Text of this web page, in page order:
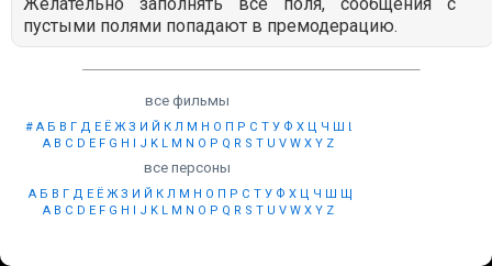
пустыми полями попадают в премодерацию.
все фильмы
# А Б В Г Д Е Ё Ж З И Й К Л М Н О П Р С Т У Ф Х Ц Ч Ш Щ
A B C D E F G H I J K L M N O P Q R S T U V W X Y Z
все персоны
А Б В Г Д Е Ё Ж З И Й К Л М Н О П Р С Т У Ф Х Ц Ч Ш Щ
A B C D E F G H I J K L M N O P Q R S T U V W X Y Z